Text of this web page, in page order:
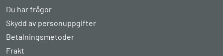
Du har frågor
Skydd av personuppgifter
Betalningsmetoder
Frakt